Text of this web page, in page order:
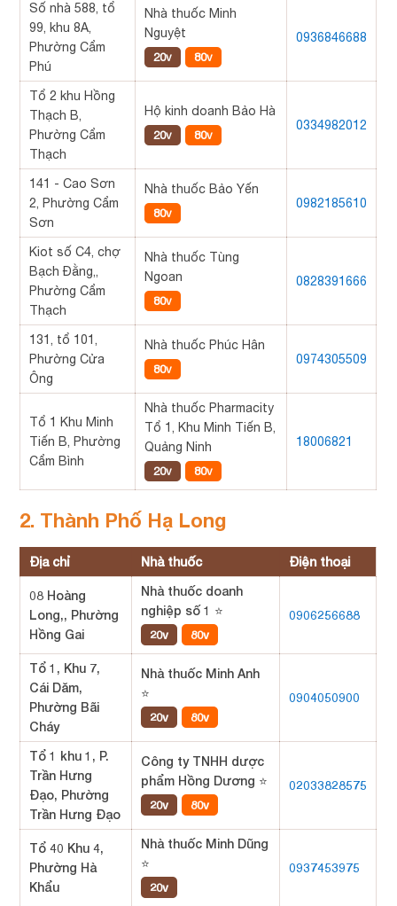
Số nhà 588, tổ
99, khu 8A,
Phường Cẩm
Phú
Nhà thuốc Minh
Nguyệt
20v 80v
0936846688
Tổ 2 khu Hồng
Thạch B,
Phường Cẩm
Thạch
Hộ kinh doanh Bảo Hà
20v 80v
0334982012
141 - Cao Sơn
2, Phường Cẩm
Sơn
Nhà thuốc Bảo Yến
80v
0982185610
Kiot số C4, chợ
Bạch Đằng,,
Phường Cẩm
Thạch
Nhà thuốc Tùng
Ngoan
80v
0828391666
131, tổ 101,
Phường Cửa
Ông
Nhà thuốc Phúc Hân
80v
0974305509
Tổ 1 Khu Minh
Tiến B, Phường
Cẩm Bình
Nhà thuốc Pharmacity
Tổ 1, Khu Minh Tiến B,
Quảng Ninh
20v 80v
18006821
2. Thành Phố Hạ Long
Địa chỉ Nhà thuốc Điện thoại
08 Hoàng
Long,, Phường
Hồng Gai
Nhà thuốc doanh
nghiệp số 1 ⭐
20v 80v
0906256688
Tổ 1, Khu 7,
Cái Dăm,
Phường Bãi
Cháy
Nhà thuốc Minh Anh
⭐
20v 80v
0904050900
Tổ 1 khu 1, P.
Trần Hưng
Đạo, Phường
Trần Hưng Đạo
Công ty TNHH dược
phẩm Hồng Dương ⭐
20v 80v
02033828575
Tổ 40 Khu 4,
Phường Hà
Khẩu
Nhà thuốc Minh Dũng
⭐
20v
0937453975